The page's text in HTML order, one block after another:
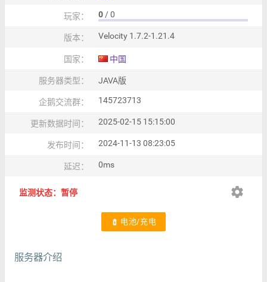
玩家： 0 / 0
版本： Velocity 1.7.2-1.21.4
国家： 中国
服务器类型： JAVA版
企鹅交流群： 145723713
更新数据时间： 2025-02-15 15:15:00
发布时间： 2024-11-13 08:23:05
延迟： 0ms
监测状态：暂停 settings
battery_charging_full 电池/充电
服务器介绍